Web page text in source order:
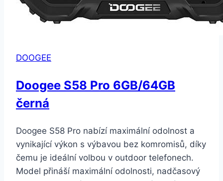
DOOGEE
Doogee S58 Pro 6GB/64GB
černá
Doogee S58 Pro nabízí maximální odolnost a
vynikající výkon s výbavou bez komromisů, díky
čemu je ideální volbou v outdoor telefonech.
Model přináší maximální odolnosti, nadčasový